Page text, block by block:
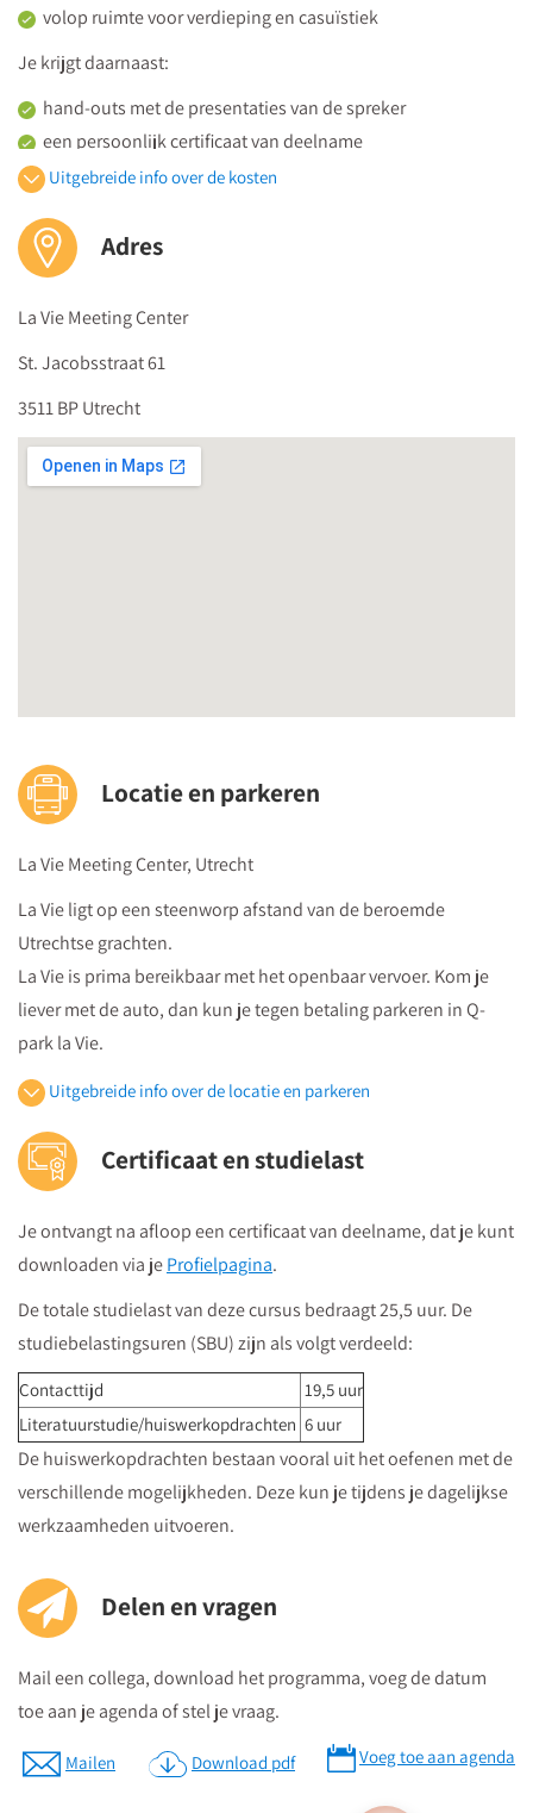
kwaliteitscoördinator.
volop ruimte voor verdieping en casuïstiek
Je krijgt daarnaast:
hand-outs met de presentaties van de spreker
een persoonlijk certificaat van deelname
de hele dag koffie, thee en versnaperingen plús een
De prijs bedraagt 1450 euro (vrijgesteld van btw) per persoon.
Medilex Onderwijs is geregistreerd door het
aan deKwaliteitscode voor Opleidingsinstellingen voor Kort
Beroepsonderwijs
Uitgebreide info over de kosten
Adres
La Vie Meeting Center
St. Jacobsstraat 61
3511 BP Utrecht
Locatie en parkeren
La Vie Meeting Center, Utrecht
La Vie ligt op een steenworp afstand van de beroemde
Utrechtse grachten.
La Vie is prima bereikbaar met het openbaar vervoer. Kom je
liever met de auto, dan kun je tegen betaling parkeren in Q-
park la Vie.
Je volgt vanuit Utrecht Centraal Station de bewegwijzeringborden
vervolgens vanuit winkelcentrum "Hoog Catharijne" volgt u de
borden "Vredenburg".
Regardz La Vie Utrecht bevindt zich tegenover het Vredenburg
(plein) en naast de Bijenkorf op de hoek
St.Jacobsstraat/Lange Viestraat.
Je kunt het meeting center bereiken viade ingang van het
kantorencomplex "La Vie" aan de St. Jacobsstraat
borden op de 4e etage zie je in welke zaal je moet zijn en daar
kun je dan direct naartoe.
Parkeren
Postcode ten behoeve van je navigatiesysteem : 3511 BS
verschillende aanrijdroutes wordt bewegwijzerd.
Op parkeerniveau 14 heeft u rechtstreekse doorgang naar La
Vie.
Uitgebreide info over de locatie en parkeren
Certificaat en studielast
Je ontvangt na afloop een certificaat van deelname, dat je kunt
downloaden via jeProfielpagina.
De totale studielast van deze cursus bedraagt 25,5 uur. De
studiebelastingsuren (SBU) zijn als volgt verdeeld:
Contacttijd
19,5 uur
Literatuurstudie/huiswerkopdrachten 6 uur
De huiswerkopdrachten bestaan vooral uit het oefenen met de
verschillende mogelijkheden. Deze kun je tijdens je dagelijkse
werkzaamheden uitvoeren.
Delen en vragen
Mail een collega, download het programma, voeg de datum
toe aan je agenda of stel je vraag.
Mailen Download pdf Voeg toe aan agenda